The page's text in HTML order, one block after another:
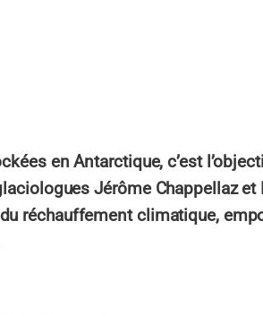
en Antarctique, c’est
Jérôme Chappellaz et
réchauffement climatique,